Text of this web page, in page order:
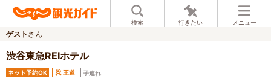
検索 行きたい メニュー
ゲスト さん
渋谷東急REIホテル
ネット予約OK 王道 子連れ